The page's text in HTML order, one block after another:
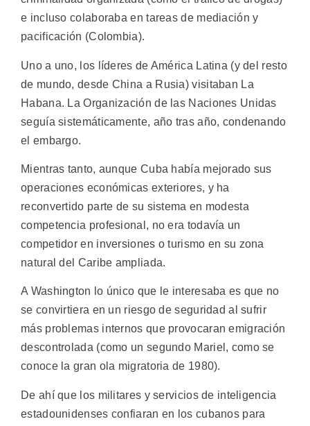
e incluso colaboraba en tareas de mediación y
pacificación (Colombia).
Uno a uno, los líderes de América Latina (y del resto
de mundo, desde China a Rusia) visitaban La
Habana. La Organización de las Naciones Unidas
seguía sistemáticamente, año tras año, condenando
el embargo.
Mientras tanto, aunque Cuba había mejorado sus
operaciones económicas exteriores, y ha
reconvertido parte de su sistema en modesta
competencia profesional, no era todavía un
competidor en inversiones o turismo en su zona
natural del Caribe ampliada.
A Washington lo único que le interesaba es que no
se convirtiera en un riesgo de seguridad al sufrir
más problemas internos que provocaran emigración
descontrolada (como un segundo Mariel, como se
conoce la gran ola migratoria de 1980).
De ahí que los militares y servicios de inteligencia
estadounidenses confiaran en los cubanos para